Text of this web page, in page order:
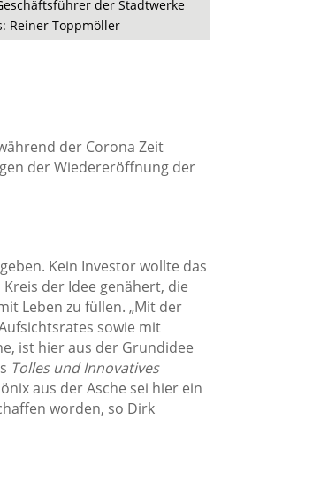
der Stadtwerke
Reiner Toppmöller
der Corona Zeit
der Wiedereröffnung der
Kein Investor wollte das
der Idee genähert, die
Leben zu füllen. „Mit der
sowie mit
ist hier aus der Grundidee
Tolles und Innovatives
aus der Asche sei hier ein
worden, so Dirk